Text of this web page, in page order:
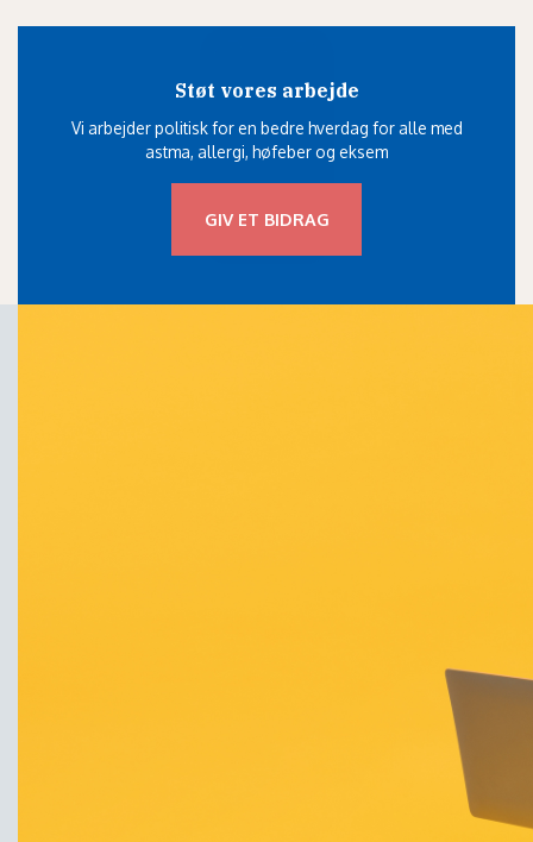
Støt vores arbejde
Vi arbejder politisk for en bedre hverdag for alle med
astma, allergi, høfeber og eksem
GIV ET BIDRAG